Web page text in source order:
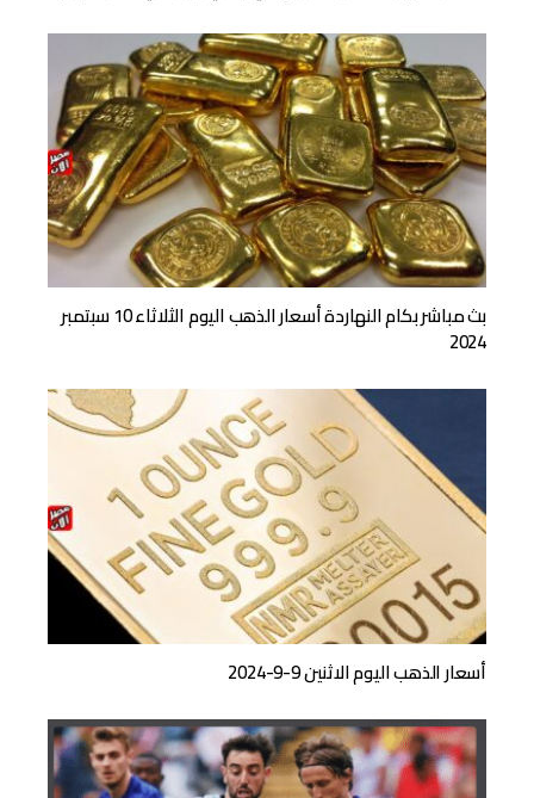
بث مباشر بكام النهاردة أسعار الذهب اليوم الثلاثاء 10 سبتمبر
2024
أسعار الذهب اليوم الاثنين 9-9-2024